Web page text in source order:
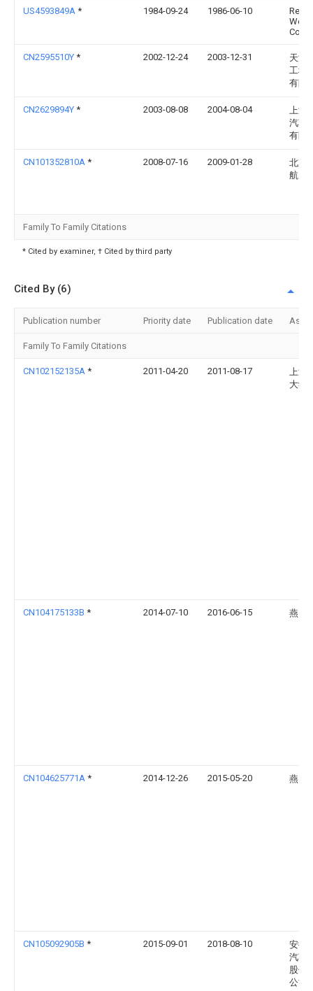
US4593849A * 1984-09-24 1986-06-10
CN2595510Y * 2002-12-24 2003-12-31
天津
工程
有限
CN2629894Y * 2003-08-08 2004-08-04
上海
汽车
有限
CN101352810A * 2008-07-16 2009-01-28
北京
航天
Family To Family Citations
* Cited by examiner, † Cited by third party
Cited By (6)
Publication number Priority date Publication date
Family To Family Citations
CN102152135A * 2011-04-20 2011-08-17
上海
大学
CN104175133B * 2014-07-10 2016-06-15 燕山
CN104625771A * 2014-12-26 2015-05-20 燕山
CN105092905B * 2015-09-01 2018-08-10
安徽
汽车
股份
公司